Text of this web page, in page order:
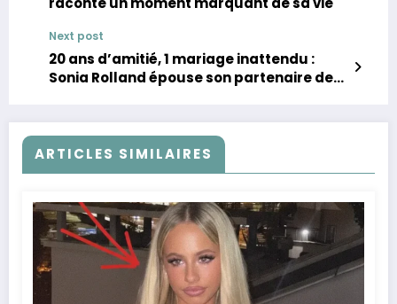
Next post
20 ans d’amitié, 1 mariage inattendu :
Sonia Rolland épouse son partenaire de
ARTICLES SIMILAIRES